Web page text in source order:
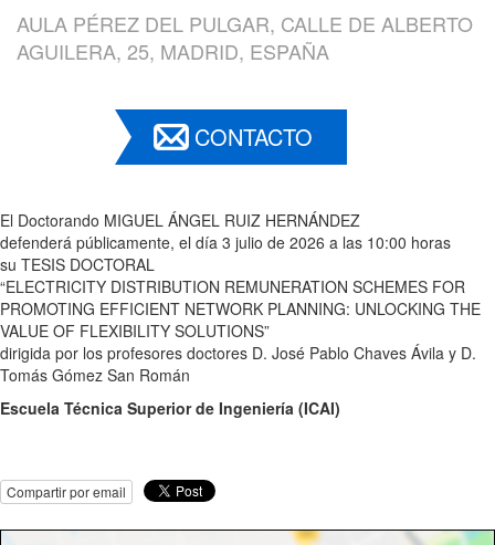
AULA PÉREZ DEL PULGAR, CALLE DE ALBERTO
AGUILERA, 25, MADRID, ESPAÑA
CONTACTO
El Doctorando MIGUEL ÁNGEL RUIZ HERNÁNDEZ
defenderá públicamente, el día 3 julio de 2026 a las 10:00 horas
su TESIS DOCTORAL
“ELECTRICITY DISTRIBUTION REMUNERATION SCHEMES FOR
PROMOTING EFFICIENT NETWORK PLANNING: UNLOCKING THE
VALUE OF FLEXIBILITY SOLUTIONS”
dirigida por los profesores doctores D. José Pablo Chaves Ávila y D.
Tomás Gómez San Román
Escuela Técnica Superior de Ingeniería (ICAI)
Compartir por email